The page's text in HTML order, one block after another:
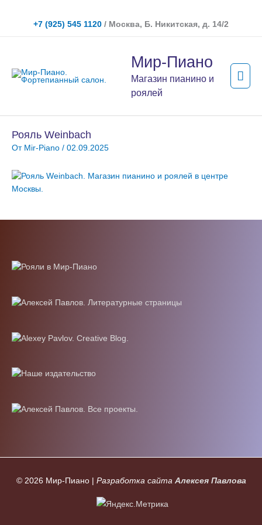
содержимому
+7 (925) 545 1120 / Москва, Б. Никитская, д. 14/2
Мир-Пиано
Магазин пианино и
роялей
Рояль Weinbach
От Mir-Piano / 02.09.2025
© 2026 Мир-Пиано| Разработка сайта Алексея Павлова